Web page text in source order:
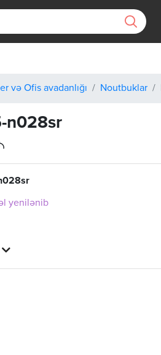
və Ofis avadanlığı Noutbuklar
n028sr
yenilənib